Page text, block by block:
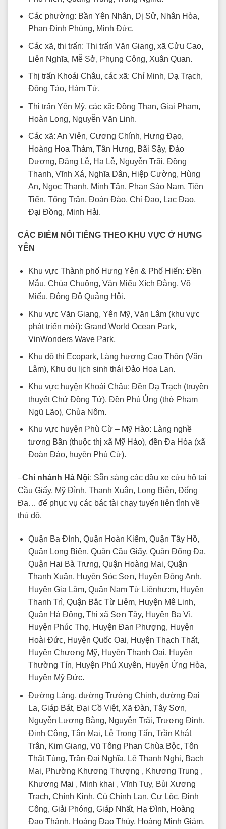
Các phường: Bần Yên Nhân, Dị Sử, Nhân Hòa,
Phan Đình Phùng, Minh Đức.
Các xã, thị trấn: Thị trấn Văn Giang, xã Cửu Cao,
Liên Nghĩa, Mễ Sở, Phụng Công, Xuân Quan.
Thị trấn Khoái Châu, các xã: Chí Minh, Dạ Trạch,
Đông Tảo, Hàm Tử.
Thị trấn Yên Mỹ, các xã: Đồng Than, Giai Phạm,
Hoàn Long, Nguyễn Văn Linh.
Các xã: An Viên, Cương Chính, Hưng Đạo,
Hoàng Hoa Thám, Tân Hưng, Bãi Sậy, Đào
Dương, Đặng Lễ, Hạ Lễ, Nguyễn Trãi, Đồng
Thanh, Vĩnh Xá, Nghĩa Dân, Hiệp Cường, Hùng
An, Ngọc Thanh, Minh Tân, Phan Sào Nam, Tiên
Tiến, Tống Trân, Đoàn Đào, Chỉ Đạo, Lạc Đạo,
Đại Đồng, Minh Hải.
CÁC ĐIỂM NỔI TIẾNG THEO KHU VỰC Ở HƯNG
YÊN
Khu vực Thành phố Hưng Yên & Phố Hiến: Đền
Mẫu, Chùa Chuông, Văn Miếu Xích Đằng, Võ
Miếu, Đông Đô Quảng Hội.
Khu vực Văn Giang, Yên Mỹ, Văn Lâm (khu vực
phát triển mới): Grand World Ocean Park,
VinWonders Wave Park,
Khu đô thị Ecopark, Làng hương Cao Thôn (Văn
Lâm), Khu du lịch sinh thái Đảo Hoa Lan.
Khu vực huyện Khoái Châu: Đền Dạ Trạch (truyền
thuyết Chử Đồng Tử), Đền Phù Ủng (thờ Phạm
Ngũ Lão), Chùa Nôm.
Khu vực huyện Phù Cừ – Mỹ Hào: Làng nghề
tương Bần (thuộc thị xã Mỹ Hào), đền Đa Hòa (xã
Đoàn Đào, huyện Phù Cừ).
–Chi nhánh Hà Nội: Sẵn sàng các đầu xe cứu hộ tại
Cầu Giấy, Mỹ Đình, Thanh Xuân, Long Biên, Đống
Đa… để phục vụ các bác tài chạy tuyến liên tỉnh về
thủ đô.
Quận Ba Đình, Quận Hoàn Kiếm, Quận Tây Hồ,
Quận Long Biên, Quận Cầu Giấy, Quận Đống Đa,
Quận Hai Bà Trưng, Quận Hoàng Mai, Quận
Thanh Xuân, Huyện Sóc Sơn, Huyện Đông Anh,
Huyện Gia Lâm, Quận Nam Từ Liênhư:m, Huyện
Thanh Trì, Quận Bắc Từ Liêm, Huyện Mê Linh,
Quận Hà Đông, Thị xã Sơn Tây, Huyện Ba Vì,
Huyện Phúc Thọ, Huyện Đan Phượng, Huyện
Hoài Đức, Huyện Quốc Oai, Huyện Thạch Thất,
Huyện Chương Mỹ, Huyện Thanh Oai, Huyện
Thường Tín, Huyện Phú Xuyên, Huyện Ứng Hòa,
Huyện Mỹ Đức.
Đường Láng, đường Trường Chinh, đường Đại
La, Giáp Bát, Đại Cồ Việt, Xã Đàn, Tây Sơn,
Nguyễn Lương Bằng, Nguyễn Trãi, Trương Định,
Định Công, Tân Mai, Lê Trọng Tấn, Trần Khát
Trân, Kim Giang, Vũ Tông Phan Chùa Bộc, Tôn
Thất Tùng, Trần Đại Nghĩa, Lê Thanh Nghị, Bạch
Mai, Phường Khương Thượng , Khương Trung ,
Khương Mai , Minh khai , Vĩnh Tuy, Bùi Xương
Trạch, Chính Kinh, Cù Chính Lan, Cự Lộc, Định
Công, Giải Phóng, Giáp Nhất, Hạ Đình, Hoàng
Đạo Thành, Hoàng Đạo Thúy, Hoàng Minh Giám,